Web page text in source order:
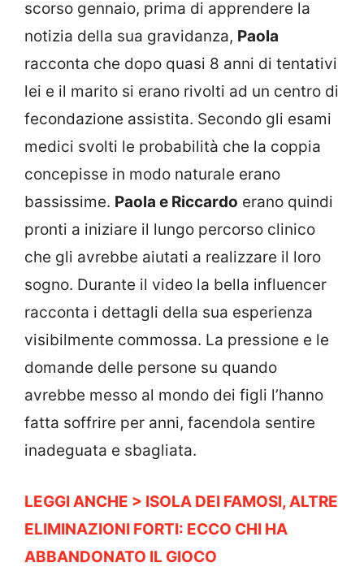
scorso gennaio, prima di apprendere la
notizia della sua gravidanza, Paola
racconta che dopo quasi 8 anni di tentativi
lei e il marito si erano rivolti ad un centro di
fecondazione assistita. Secondo gli esami
medici svolti le probabilità che la coppia
concepisse in modo naturale erano
bassissime. Paola e Riccardo erano quindi
pronti a iniziare il lungo percorso clinico
che gli avrebbe aiutati a realizzare il loro
sogno. Durante il video la bella influencer
racconta i dettagli della sua esperienza
visibilmente commossa. La pressione e le
domande delle persone su quando
avrebbe messo al mondo dei figli l’hanno
fatta soffrire per anni, facendola sentire
inadeguata e sbagliata.
LEGGI ANCHE > ISOLA DEI FAMOSI, ALTRE
ELIMINAZIONI FORTI: ECCO CHI HA
ABBANDONATO IL GIOCO